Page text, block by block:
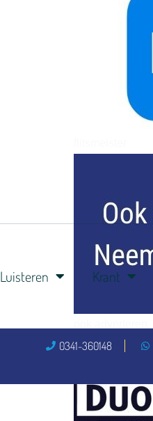
henkvandeberg
Luisteren Krant
0341-360148